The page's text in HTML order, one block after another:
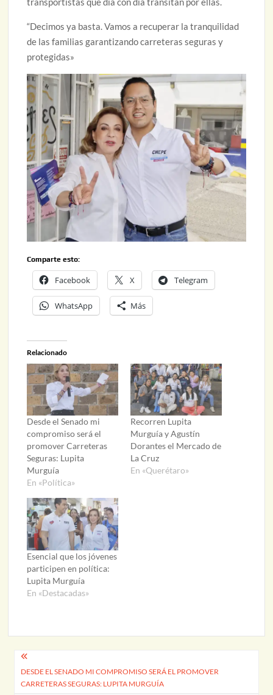
“Decimos ya basta. Vamos a recuperar la tranquilidad
de las familias garantizando carreteras seguras y
protegidas»
Comparte esto:
Facebook X Telegram
WhatsApp Más
Relacionado
Desde el Senado mi
compromiso será el
promover Carreteras
Seguras: Lupita
Murguía
En «Política»
Recorren Lupita
Murguía y Agustín
Dorantes el Mercado de
La Cruz
En «Querétaro»
Esencial que los jóvenes
participen en política:
Lupita Murguía
En «Destacadas»
Navegación
de
DESDE EL SENADO MI COMPROMISO SERÁ EL PROMOVER
CARRETERAS SEGURAS: LUPITA MURGUÍA